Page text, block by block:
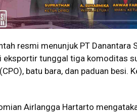
resmi menunjuk PT Danantara
eksportir tunggal tiga komoditas
batu bara, dan paduan besi.
Airlangga Hartarto